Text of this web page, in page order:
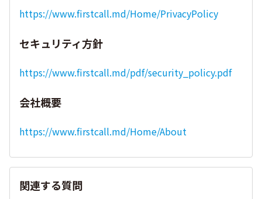
https://www.firstcall.md/Home/PrivacyPolicy
セキュリティ方針
https://www.firstcall.md/pdf/security_policy.pdf
会社概要
https://www.firstcall.md/Home/About
関連する質問